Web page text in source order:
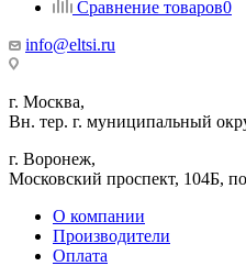
Сравнение товаров0
info@eltsi.ru
г. Москва,
Вн. тер. г. муниципальный
г. Воронеж,
​Московский проспект, 104Б,
О компании
Производители
Оплата